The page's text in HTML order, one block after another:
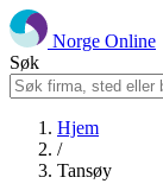
Norge Online
Søk
Hjem
/
Tansøy